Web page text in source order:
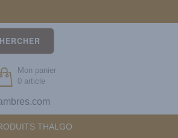
THALGO
Mon panier
0 article